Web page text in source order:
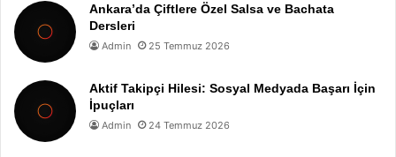
Ankara’da Çiftlere Özel Salsa ve Bachata
Dersleri
Admin 25 Temmuz 2026
Aktif Takipçi Hilesi: Sosyal Medyada Başarı İçin
İpuçları
Admin 24 Temmuz 2026